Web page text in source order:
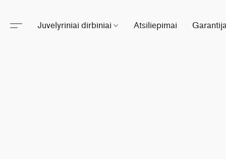
Juvelyriniai dirbiniai Atsiliepimai